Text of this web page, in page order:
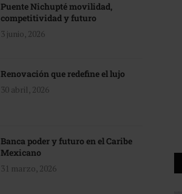
Puente Nichupté movilidad,
competitividad y futuro
3 junio, 2026
Renovación que redefine el lujo
30 abril, 2026
Banca poder y futuro en el Caribe
Mexicano
31 marzo, 2026